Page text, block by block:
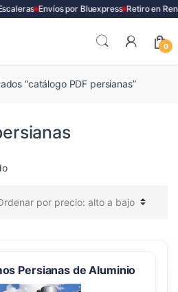
Envíos por Bluexpress Retiro en
0
“catálogo PDF persianas”
Persianas de Aluminio